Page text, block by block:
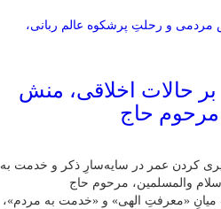
حالات اخلاقی، منش
حاج
کردن عمر در سایه‌سارِ ذکر و خدمت به
والمسلمین، مرحوم حاج
میانِ «معرفتِ الهی» و «خدمت به مردم»،